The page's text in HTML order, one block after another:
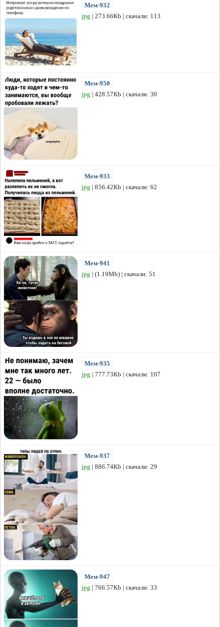
Мем-932
jpg | 273.66Kb | скачали: 113
Мем-950
jpg | 428.57Kb | скачали: 30
Мем-933
jpg | 856.42Kb | скачали: 62
Мем-941
jpg | (1.19Mb) | скачали: 51
Мем-935
jpg | 777.73Kb | скачали: 107
Мем-937
jpg | 886.74Kb | скачали: 29
Мем-947
jpg | 766.57Kb | скачали: 33